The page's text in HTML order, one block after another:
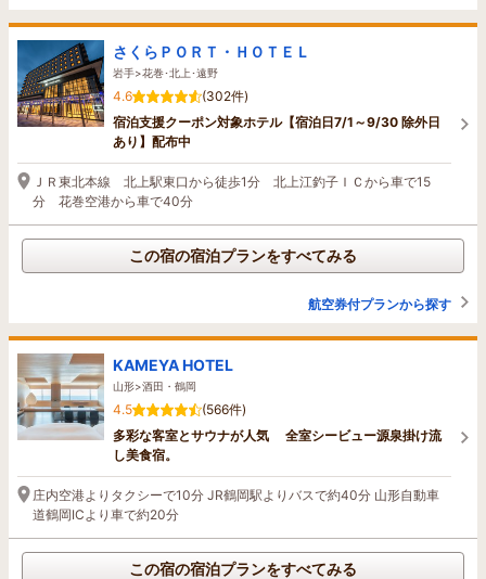
さくらＰＯＲＴ・ＨＯＴＥＬ
岩手>花巻･北上･遠野
4.6
(302件)
宿泊支援クーポン対象ホテル【宿泊日7/1～9/30 除外日
あり】配布中
ＪＲ東北本線 北上駅東口から徒歩1分 北上江釣子ＩＣから車で15
分 花巻空港から車で40分
この宿の宿泊プランをすべてみる
航空券付プランから探す
KAMEYA HOTEL
山形>酒田・鶴岡
4.5
(566件)
多彩な客室とサウナが人気 全室シービュー源泉掛け流
し美食宿。
庄内空港よりタクシーで10分 JR鶴岡駅よりバスで約40分 山形自動車
道鶴岡ICより車で約20分
この宿の宿泊プランをすべてみる